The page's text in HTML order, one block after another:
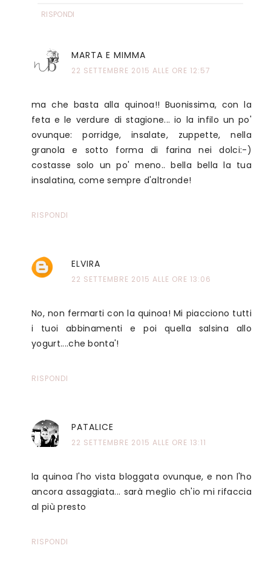
RISPONDI
MARTA E MIMMA
22 SETTEMBRE 2015 ALLE ORE 12:57
ma che basta alla quinoa!! Buonissima, con la
feta e le verdure di stagione... io la infilo un po'
ovunque: porridge, insalate, zuppette, nella
granola e sotto forma di farina nei dolci:-)
costasse solo un po' meno.. bella bella la tua
insalatina, come sempre d'altronde!
RISPONDI
ELVIRA
22 SETTEMBRE 2015 ALLE ORE 13:06
No, non fermarti con la quinoa! Mi piacciono tutti
i tuoi abbinamenti e poi quella salsina allo
yogurt....che bonta'!
RISPONDI
PATALICE
22 SETTEMBRE 2015 ALLE ORE 13:11
la quinoa l'ho vista bloggata ovunque, e non l'ho
ancora assaggiata... sarà meglio ch'io mi rifaccia
al più presto
RISPONDI